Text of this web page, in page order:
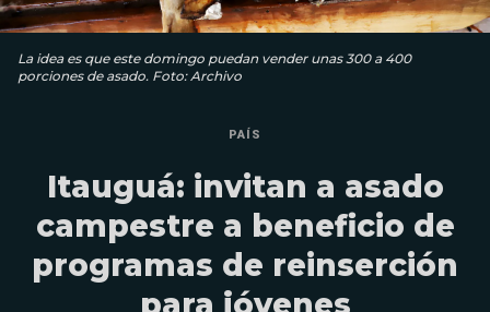
La idea es que este domingo puedan vender unas 300 a 400
porciones de asado. Foto: Archivo
PAÍS
Itauguá: invitan a asado
campestre a beneficio de
programas de reinserción